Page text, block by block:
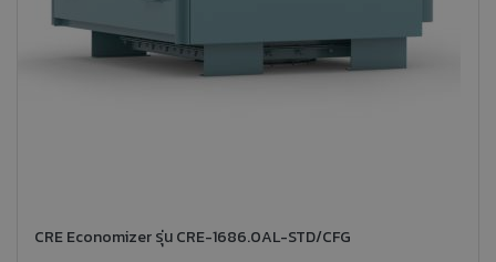
CRE Economizer รุ่น CRE-1686.0AL-STD/CFG